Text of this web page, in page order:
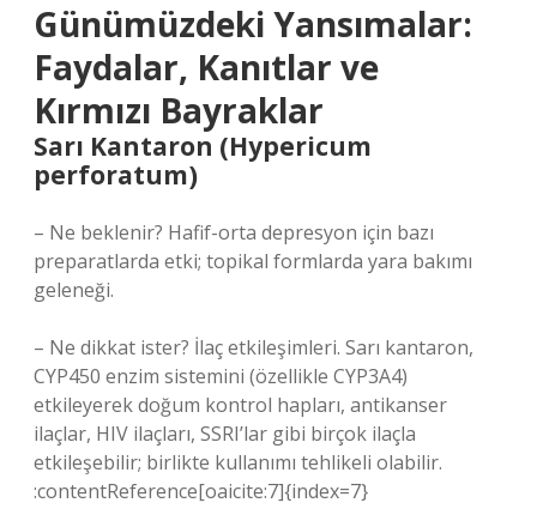
Günümüzdeki Yansımalar:
Faydalar, Kanıtlar ve
Kırmızı Bayraklar
Sarı Kantaron (Hypericum
perforatum)
– Ne beklenir? Hafif-orta depresyon için bazı
preparatlarda etki; topikal formlarda yara bakımı
geleneği.
– Ne dikkat ister? İlaç etkileşimleri. Sarı kantaron,
CYP450 enzim sistemini (özellikle CYP3A4)
etkileyerek doğum kontrol hapları, antikanser
ilaçlar, HIV ilaçları, SSRI’lar gibi birçok ilaçla
etkileşebilir; birlikte kullanımı tehlikeli olabilir.
:contentReference[oaicite:7]{index=7}